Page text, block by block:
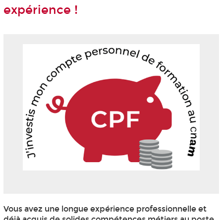
expérience !
Vous avez une longue expérience professionnelle et